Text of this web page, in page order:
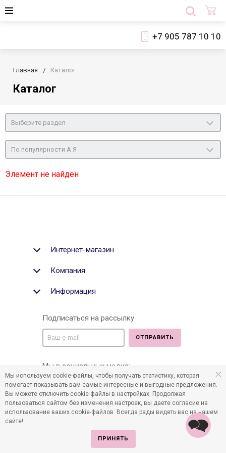
+7 905 787 10 10
Главная Каталог
Каталог
Выберите раздел
По популярности А Я
Элемент не найден
Интернет-магазин
Компания
Информация
Подписаться на рассылку
ОТПРАВИТЬ
Мы в социальных медиа:
©2011-2026 Все права защищены. Интернет-магазин
Мы используем cookie-файлы, чтобы получать статистику, которая
помогает показывать вам самые интересные и выгодные предложения.
Вы можете отключить cookie-файлы в настройках. Продолжая
пользоваться сайтом без изменения настроек, вы даете согласие на
использование ваших cookie-файлов. Всегда рады видеть вас на нашем
сайте!
ПРИНЯТЬ